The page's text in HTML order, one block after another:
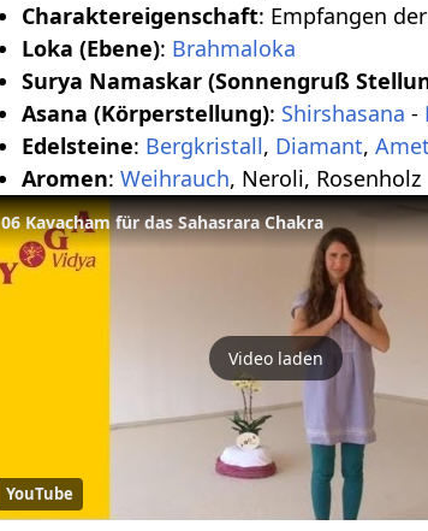
Charaktereigenschaft: Empfangen
Loka (Ebene): Brahmaloka
Surya Namaskar (Sonnengruß
Asana (Körperstellung): Shirshasana -
Edelsteine: Bergkristall, Diamant,
Aromen:Weihrauch, Neroli, Rosenholz
06 Kavacham für das Sahasrara Chakra
Video laden
YouTube